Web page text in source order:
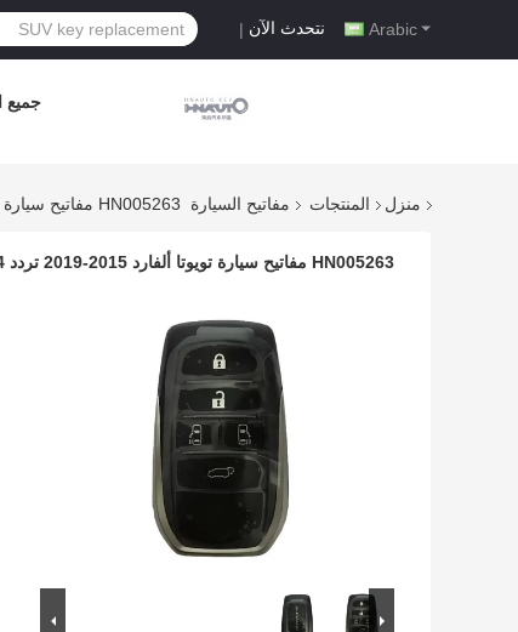
Arabic نتحدث الآن |
جميع
منزل المنتجات مفاتيح السيارة HN005263 مفاتيح سيارة تويوتا ألفارد 2015-2019 تردد 434 ميجاهرتز Fccid BK1EW 8A رقاقة فوب مفاتيح لوحة 61E068-0010 P1-A9
HN005263 مفاتيح سيارة تويوتا ألفارد 2015-2019 تردد 434 ميجاهرتز Fccid BK1EW 8A رقاقة فوب مفاتيح لوحة 61E068-0010 P1-A9